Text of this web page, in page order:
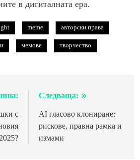
в дигиталната ера.
meme авторски права
мемове творчество
с
Следваща:
AI гласово клониране:
рискове, правна рамка и
измами